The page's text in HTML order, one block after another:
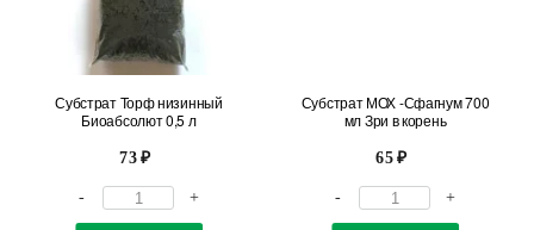
Субстрат Торф низинный
Биоабсолют 0,5 л
73
- +
Субстрат МОХ -Сфагнум 700
мл Зри в корень
65
- +